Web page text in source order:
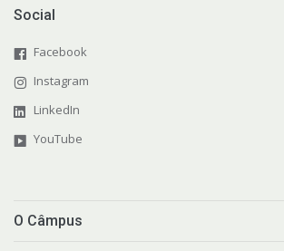
Social
Facebook
Instagram
LinkedIn
YouTube
O Câmpus